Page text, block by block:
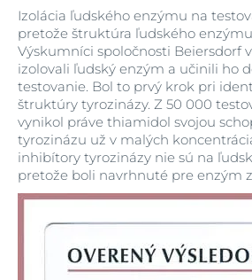
Izolácia ľudského enzýmu na
pretože štruktúra ľudského
Výskumníci spoločnosti Beiersdorf
izolovali ľudský enzým a učinili ho
testovanie. Bol to prvý krok pri
štruktúry tyrozinázy. Z 50 000
vynikol práve thiamidol svojou
tyrozinázu už v malých
inhibítory tyrozinázy nie sú na
pretože boli navrhnuté pre enzým